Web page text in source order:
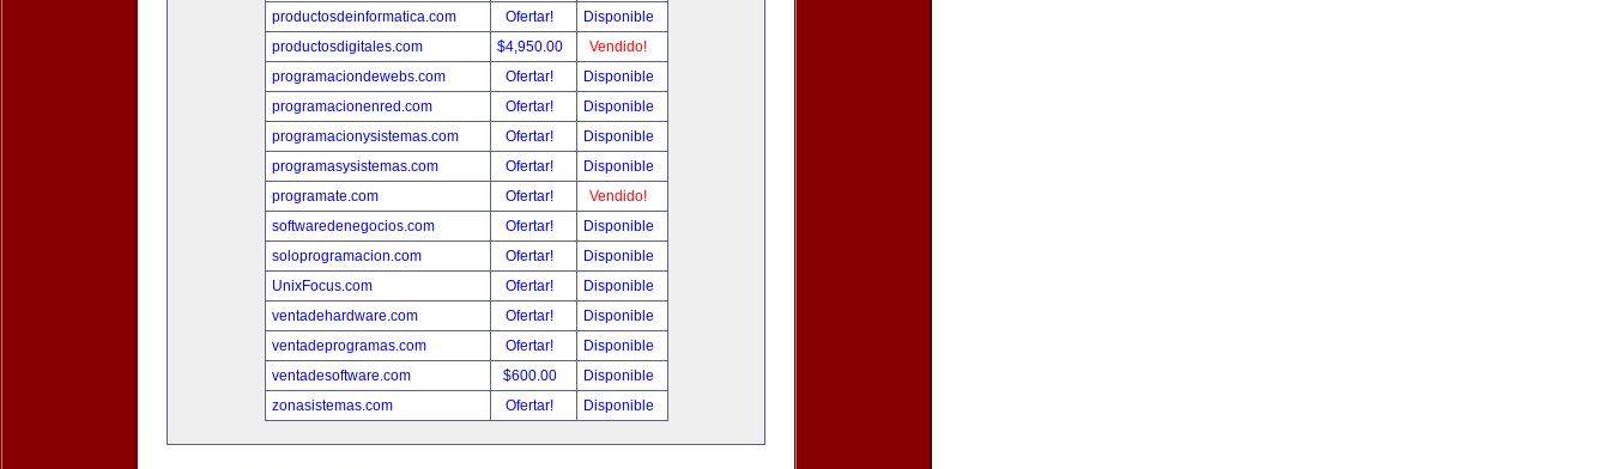
productosdeinformatica.com
Ofertar!
Disponible
productosdigitales.com
$4,950.00
Vendido!
programaciondewebs.com
Ofertar!
Disponible
programacionenred.com
Ofertar!
Disponible
programacionysistemas.com
Ofertar!
Disponible
programasysistemas.com
Ofertar!
Disponible
programate.com
Ofertar!
Vendido!
softwaredenegocios.com
Ofertar!
Disponible
soloprogramacion.com
Ofertar!
Disponible
UnixFocus.com
Ofertar!
Disponible
ventadehardware.com
Ofertar!
Disponible
ventadeprogramas.com
Ofertar!
Disponible
ventadesoftware.com
$600.00
Disponible
zonasistemas.com
Ofertar! Disponible